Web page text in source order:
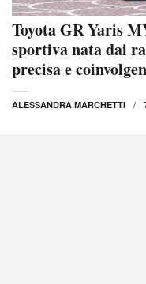
Toyota GR Yaris
sportiva nata dai
precisa e
ALESSANDRA MARCHETTI